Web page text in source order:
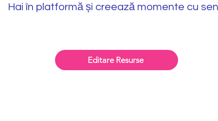
Hai în platformă și creează momente cu
Editare Resurse